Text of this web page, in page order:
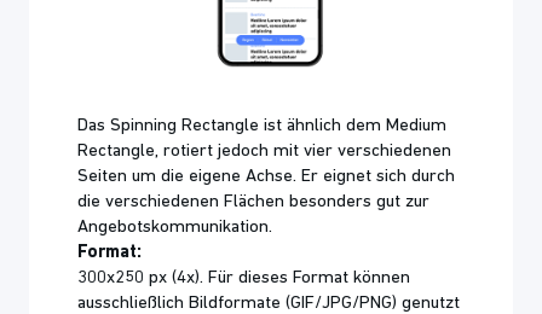
Das Spinning Rectangle ist ähnlich dem Medium
Rectangle, rotiert jedoch mit vier verschiedenen
Seiten um die eigene Achse. Er eignet sich durch
die verschiedenen Flächen besonders gut zur
Angebotskommunikation.
Format:
300x250 px (4x). Für dieses Format können
ausschließlich Bildformate (GIF/JPG/PNG) genutzt